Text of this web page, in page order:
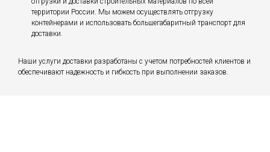
территории России. Мы можем осуществлять отгрузку
контейнерами и использовать большегабаритный транспорт для
доставки.
Наши услуги доставки разработаны с учетом потребностей клиентов и
обеспечивают надежность и гибкость при выполнении заказов.